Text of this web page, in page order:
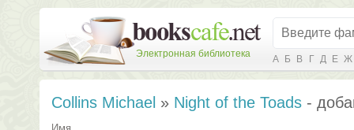
Электронная библиотека А Б В Г Д Е Ж
Collins Michael » Night of the Toads -